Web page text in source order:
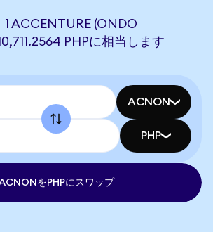
ACCENTURE (ONDO
PHPに相当します
ACNON
PHP
をPHPにスワップ